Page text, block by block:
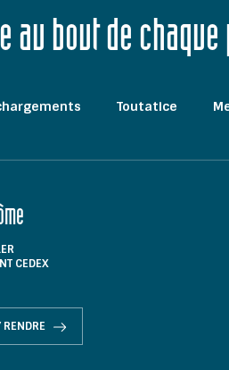
au bout de
Toutatice
CEDEX
RENDRE